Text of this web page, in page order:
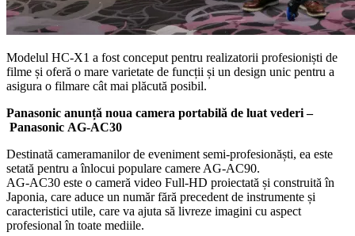
Modelul HC-X1 a fost conceput pentru realizatorii profesioniști de
filme și oferă o mare varietate de funcții și un design unic pentru a
asigura o filmare cât mai plăcută posibil.
Panasonic anunță noua camera portabilă de luat vederi –
Panasonic AG-AC30
Destinată cameramanilor de eveniment semi-profesionăști, ea este
setată pentru a înlocui populare camere AG-AC90.
AG-AC30 este o cameră video Full-HD proiectată și construită în
Japonia, care aduce un număr fără precedent de instrumente și
caracteristici utile, care va ajuta să livreze imagini cu aspect
profesional în toate mediile.